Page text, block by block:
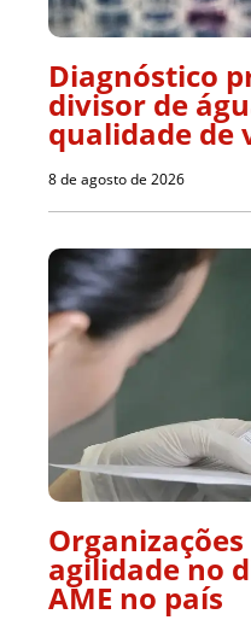
Diagnóstico
divisor de
qualidade de
8 de agosto de 2026
agilidade no
AME no país